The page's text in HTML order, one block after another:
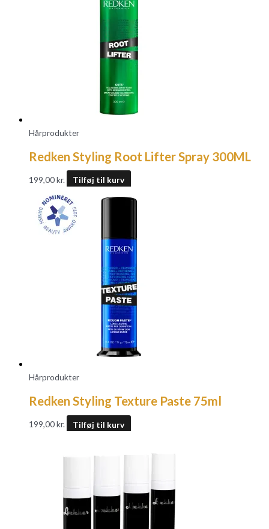
Hårprodukter
Redken Styling Root Lifter Spray 300ML
199,00kr. Tilføj til kurv
Hårprodukter
Redken Styling Texture Paste 75ml
199,00kr. Tilføj til kurv